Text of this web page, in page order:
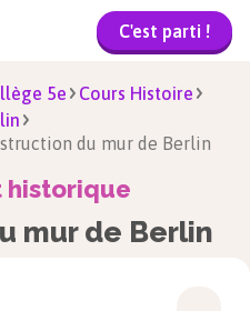
C'est parti !
5e
Cours Histoire
du mur de Berlin
historique
mur de Berlin